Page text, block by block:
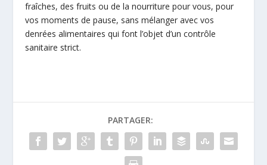
fraîches, des fruits ou de la nourriture pour vous, pour
vos moments de pause, sans mélanger avec vos
denrées alimentaires qui font l’objet d’un contrôle
sanitaire strict.
PARTAGER: